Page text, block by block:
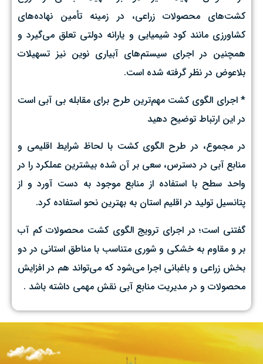
کشت‌های محصولات زراعی، در زمینه تأمین نهاده‌های
کشاورزی مانند کود شیمیایی و یارانه دولتی تعلق می‌گیرد و
همچنین در اجرای سیستم‌های آبیاری نوین نیز تسهیلات
بلاعوض در نظر گرفته شده است.
* اجرای الگوی کشت مهم‌ترین طرح برای مقابله بی آبی است
در این ارتباط توضیح دهید
در مجموع، در طرح الگوی کشت با لحاظ شرایط اقلیمی و
منابع آبی در دسترس، سعی بر آن شده بیشترین عملکرد را در
واحد سطح با استفاده از منابع موجود به دست آورد و از
پتانسیل تولید در اقلیم استان به بهترین نحو استفاده کرد.
گفتنی است؛ در اجرای ترویج الگوی کشت محصولات کم آب
بر و مقاوم به خشکی و شوری متناسب با مناطق استانی در دو
بخش زراعی و باغبانی اجرا می‌شود که می‌تواند هم در افزایش
محصولات و در مدیریت منابع آبی نقش مهمی داشته باشد .